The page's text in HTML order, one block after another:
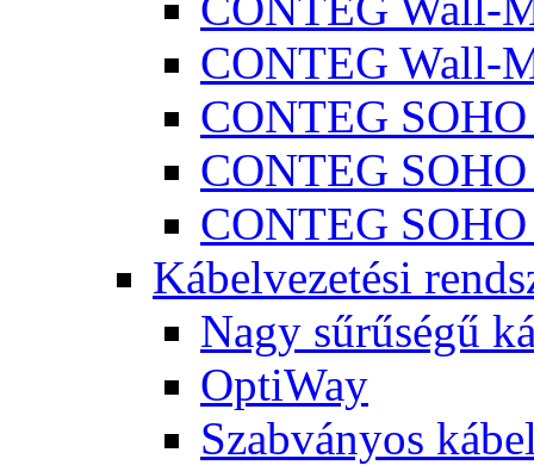
CONTEG Wall-
CONTEG
CONTEG
CONTEG
Kábelvezetési
Nagy sűrűségű
OptiWay
Szabványos